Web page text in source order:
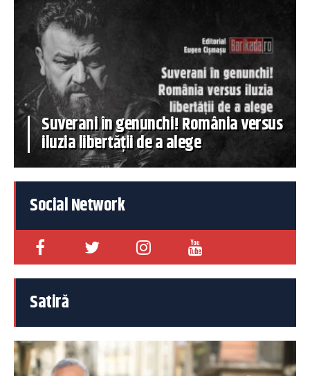
Suverani în genunchi! România versus
iluzia libertății de a alege
Social Network
Satiră